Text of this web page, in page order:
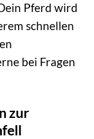
Pferd wird
schnellen
bei Fragen
zur